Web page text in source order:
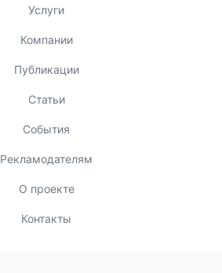
Услуги
Компании
Публикации
Статьи
События
Рекламодателям
О проекте
Контакты